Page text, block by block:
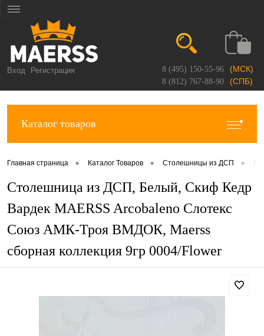
Вход Регистрация 8 (495) 150-55-96 (МСК)
8 (812) 767-88-90 (СПБ)
Каталог товаров
Главная страница • Каталог Товаров • Столешницы из ДСП •
Столешница из ДСП, Белый, Скиф Кедр
Вардек MAERSS Arcobaleno Слотекс
Союз АМК-Троя ВМДОК, Maerss
сборная коллекция 9гр 0004/Flower